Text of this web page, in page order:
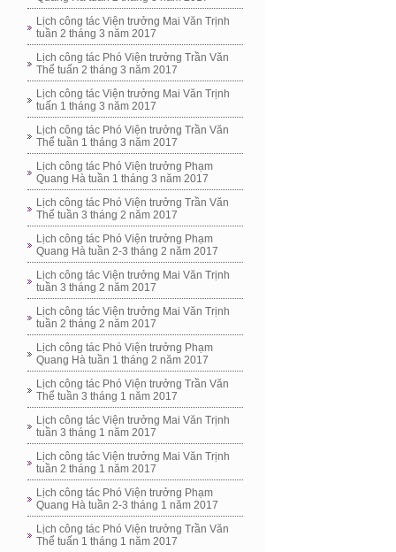
Lịch công tác Viện trưởng Mai Văn Trịnh
tuần 2 tháng 3 năm 2017
Lịch công tác Phó Viện trưởng Trần Văn
Thể tuấn 2 tháng 3 năm 2017
Lịch công tác Viện trưởng Mai Văn Trịnh
tuấn 1 tháng 3 năm 2017
Lịch công tác Phó Viện trưởng Trần Văn
Thể tuần 1 tháng 3 năm 2017
Lịch công tác Phó Viện trưởng Phạm
Quang Hà tuần 1 tháng 3 năm 2017
Lịch công tác Phó Viện trưởng Trần Văn
Thể tuần 3 tháng 2 năm 2017
Lịch công tác Phó Viện trưởng Phạm
Quang Hà tuần 2-3 tháng 2 năm 2017
Lịch công tác Viện trưởng Mai Văn Trịnh
tuần 3 tháng 2 năm 2017
Lịch công tác Viện trưởng Mai Văn Trịnh
tuần 2 tháng 2 năm 2017
Lịch công tác Phó Viện trưởng Phạm
Quang Hà tuần 1 tháng 2 năm 2017
Lịch công tác Phó Viện trưởng Trần Văn
Thể tuần 3 tháng 1 năm 2017
Lịch công tác Viện trưởng Mai Văn Trịnh
tuần 3 tháng 1 năm 2017
Lịch công tác Viện trưởng Mai Văn Trịnh
tuần 2 tháng 1 năm 2017
Lịch công tác Phó Viện trưởng Phạm
Quang Hà tuần 2-3 tháng 1 năm 2017
Lịch công tác Phó Viện trưởng Trần Văn
Thể tuấn 1 tháng 1 năm 2017